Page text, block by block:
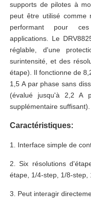
supports de pilotes à
peut être utilisé comme
performant pour
applications. Le
réglable, d'une
surintensité, et des
étape). Il fonctionne de
1,5 A par phase sans
(évalué jusqu'à 2,2 A
supplémentaire
Caractéristiques:
1. Interface simple de
2. Six résolutions
étape, 1/4-step, 1/8-step,
3. Peut interagir